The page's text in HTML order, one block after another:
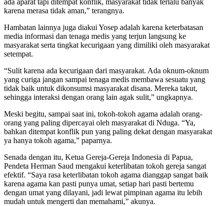
karena merasa tidak aman,” terangnya.
Hambatan lainnya juga diakui Yosep adalah karena keterbatasan
media informasi dan tenaga medis yang terjun langsung ke
masyarakat serta tingkat kecurigaan yang dimiliki oleh masyarakat
setempat.
“Sulit karena ada kecurigaan dari masyarakat. Ada oknum-oknum
yang curiga jangan sampai tenaga medis membawa sesuatu yang
tidak baik untuk dikonsumsi masyarakat disana. Mereka takut,
sehingga interaksi dengan orang lain agak sulit,” ungkapnya.
Meski begitu, sampai saat ini, tokoh-tokoh agama adalah orang-
orang yang paling dipercayai oleh masyarakat di Nduga. “Ya,
bahkan ditempat konflik pun yang paling dekat dengan masyarakat
ya hanya tokoh agama,” paparnya.
Senada dengan itu, Ketua Gereja-Gereja Indonesia di Papua,
Pendeta Herman Saud mengakui keterlibatan tokoh gereja sangat
efektif. “Saya rasa keterlibatan tokoh agama dianggap sangat baik
karena agama kan pasti punya umat, setiap hari pasti bertemu
dengan umat yang dilayani, jadi lewat pimpinan agama itu lebih
mudah untuk mengerti dan memahami,” akunya.